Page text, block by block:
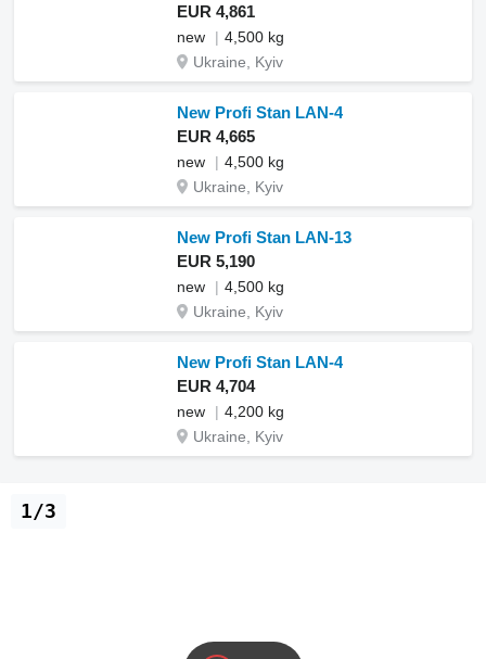
EUR 4,861
new
4,500 kg
Ukraine, Kyiv
New Profi Stan LAN-4
EUR 4,665
new
4,500 kg
Ukraine, Kyiv
New Profi Stan LAN-13
EUR 5,190
new
4,500 kg
Ukraine, Kyiv
New Profi Stan LAN-4
EUR 4,704
new
4,200 kg
Ukraine, Kyiv
1/3